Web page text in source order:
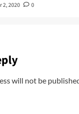
2, 2020 0
will not be